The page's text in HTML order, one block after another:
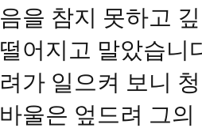
음을 참지 못하고
떨어지고 말았습니
려가 일으켜 보니
바울은 엎드려 그의